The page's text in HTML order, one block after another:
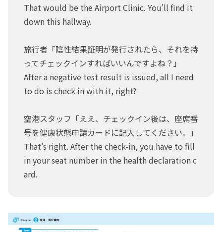
That would be the Airport Clinic. You'll find it
down this hallway.
旅行者「陰性結果証明が発行されたら、それを持
ってチェックインすればいいんですよね？」
After a negative test result is issued, all I need
to do is check in with it, right?
空港スタッフ「ええ、チェックイン後は、座席番
号を健康状態申請カードに記入してください。」
That's right. After the check-in, you have to fill
in your seat number in the health declaration c
ard.